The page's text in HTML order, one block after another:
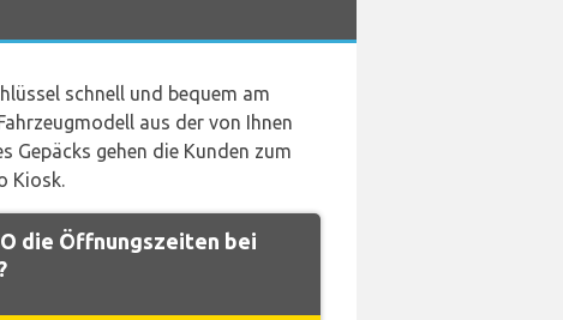
schnell und bequem am
aus der von Ihnen
Gepäcks gehen die Kunden zum
Kiosk.
die Öffnungszeiten bei